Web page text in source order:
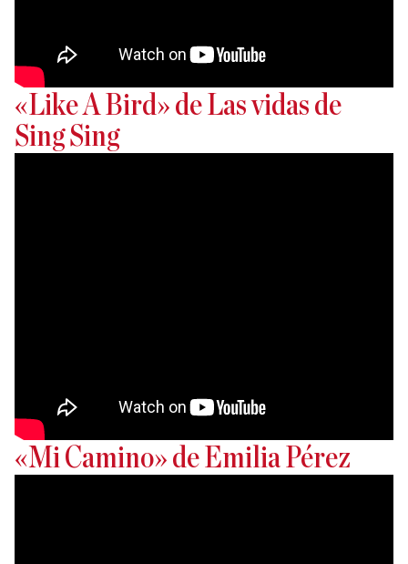
«Like A Bird» de Las vidas de
Sing Sing
«Mi Camino» de Emilia Pérez